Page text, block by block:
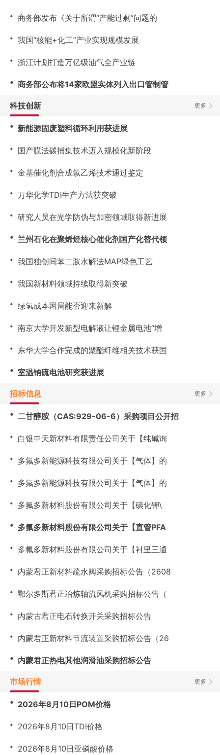
・ 商务部发布《关于所谓“产能过剩”问题的
・ 我国“核能+化工”产业实现规模发展
・ 浙江计划打造万亿级油气全产业链
・ 商务部公布将14家欧盟实体列入出口管制管
更多
科技创新
・ 新能源固废塑料循环利用获进展
・ 国产膜法碳捕集技术迈入规模化新阶段
・ 金基催化剂合成氯乙烯技术通过鉴定
・ 万华化学TDI生产方法获突破
・ 研究人员在光学防伪与加密领域取得新进展
・ 兰州石化在聚烯烃核心催化剂国产化替代领
・ 我国独创间苯二胺水解法MAP绿色工艺
・ 我国新材料领域持续取得新突破
・ 绿氢成本困局能否迎来新解
・ 南京大学开发新型电解液让锂金属电池“增
・ 东华大学合作完成的聚酯纤维相关技术获国
・ 室温钠硫电池研究获进展
更多
招标信息
・ 二甘醇胺（CAS:929-06-6）采购项目公开招
・ 白银中天新材料有限责任公司关于【纯碱询
・ 多氟多新能源科技有限公司关于【气体】的
・ 多氟多新能源科技有限公司关于【气体】的
・ 多氟多新材料股份有限公司关于【碘化钾\
・ 多氟多新材料股份有限公司关于【直管PFA
・ 多氟多新材料股份有限公司关于【衬里三通
・ 内蒙君正新材料疏水阀采购招标公告（2608
・ 鄂尔多斯君正冶炼轴流风机采购招标公告（
・ 内蒙古君正电石转换开关采购招标公告
・ 内蒙君正新材料节流装置采购招标公告（26
・ 内蒙君正热电其他润滑油采购招标公告
更多
市场行情
・ 2026年8月10日POM价格
・ 2026年8月10日TDI价格
・ 2026年8月10日亚磷酸价格